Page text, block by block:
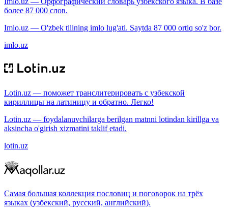
более 87 000 слов.
Imlo.uz — O'zbek tilining imlo lug'ati. Saytda 87 000 ortiq so'z bor.
imlo.uz
Lotin.uz — поможет транслитерировать с узбекской
кириллицы на латиницу и обратно. Легко!
Lotin.uz — foydalanuvchilarga berilgan matnni lotindan kirillga va
aksincha o'girish xizmatini taklif etadi.
lotin.uz
Самая большая коллекция пословиц и поговорок на трёх
языках (узбекский, русский, английский).